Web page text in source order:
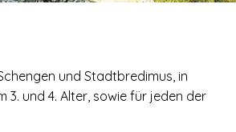
und Stadtbredimus, in
3. und 4. Alter, sowie für jeden der